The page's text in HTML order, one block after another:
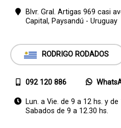
Blvr. Gral. Artigas 969 casi
Capital, Paysandú - Uruguay
RODRIGO RODADOS
092 120 886
Lun. a Vie. de 9 a 12 hs. y
Sabados de 9 a 12.30 hs.